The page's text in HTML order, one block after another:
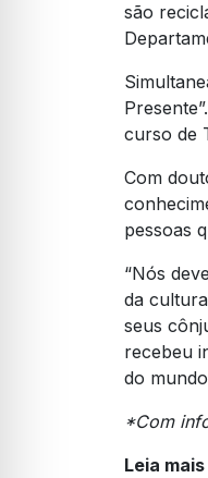
são
curso de
Com
pessoas
“Nós
da
seus
recebeu
do
*Com
Leia mais